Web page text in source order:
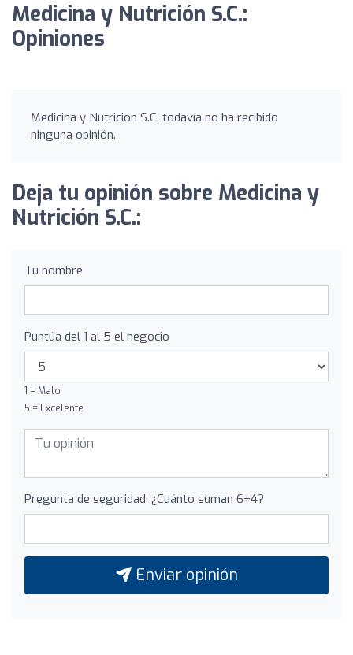
Medicina y Nutrición S.C.:
Opiniones
Medicina y Nutrición S.C. todavía no ha recibido
ninguna opinión.
Deja tu opinión sobre Medicina y
Nutrición S.C.:
Tu nombre
Puntúa del 1 al 5 el negocio
1 = Malo
5 = Excelente
Pregunta de seguridad: ¿Cuánto suman 6+4?
Enviar opinión